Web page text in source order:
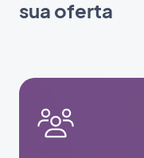
sua oferta